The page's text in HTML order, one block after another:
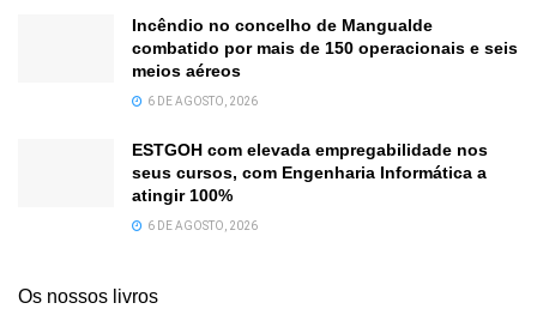
Incêndio no concelho de Mangualde
combatido por mais de 150 operacionais e seis
meios aéreos
6 DE AGOSTO, 2026
ESTGOH com elevada empregabilidade nos
seus cursos, com Engenharia Informática a
atingir 100%
6 DE AGOSTO, 2026
Os nossos livros